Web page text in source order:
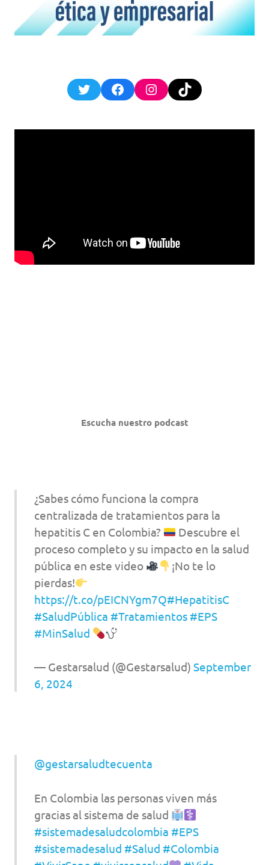
TwitterFacebookInstagram
TikTok
Escucha nuestro podcast
¿Sabes cómo funciona la compra
centralizada de tratamientos para la
hepatitis C en Colombia?
Descubre el
proceso completo y su impacto en la salud
pública en este video
¡No te lo
pierdas!
https://t.co/pEICNYgm7Q#HepatitisC
#SaludPública #Tratamientos #EPS
#MinSalud
— Gestarsalud (@Gestarsalud) September
6, 2024
@gestarsaludtecuenta
En Colombia las personas viven más
gracias al sistema de salud
#sistemadesaludcolombia #EPS
#sistemadesalud #Salud #Colombia